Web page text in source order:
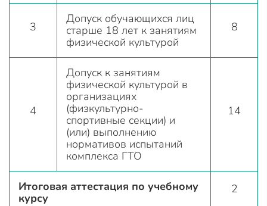
3
Допуск обучающихся лиц
старше 18 лет к занятиям
физической культурой
8
4
Допуск к занятиям
физической культурой в
организациях
(физкультурно-
спортивные секции) и
(или) выполнению
нормативов испытаний
комплекса ГТО
14
Итоговая аттестация по учебному
курсу
2